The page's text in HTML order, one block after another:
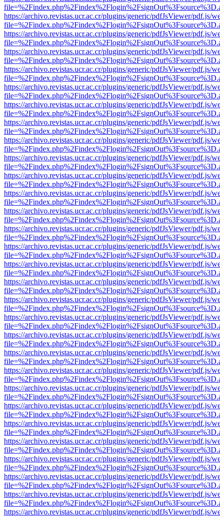
https://archivo.revistas.ucr.ac.cr/plugins/generic/pdfJsViewer/pdf.js/
https://archivo.revistas.ucr.ac.cr/plugins/generic/pdfJsViewer/pdf.js/
https://archivo.revistas.ucr.ac.cr/plugins/generic/pdfJsViewer/pdf.js/
https://archivo.revistas.ucr.ac.cr/plugins/generic/pdfJsViewer/pdf.js/
https://archivo.revistas.ucr.ac.cr/plugins/generic/pdfJsViewer/pdf.js/
https://archivo.revistas.ucr.ac.cr/plugins/generic/pdfJsViewer/pdf.js/
https://archivo.revistas.ucr.ac.cr/plugins/generic/pdfJsViewer/pdf.js/
https://archivo.revistas.ucr.ac.cr/plugins/generic/pdfJsViewer/pdf.js/
https://archivo.revistas.ucr.ac.cr/plugins/generic/pdfJsViewer/pdf.js/
https://archivo.revistas.ucr.ac.cr/plugins/generic/pdfJsViewer/pdf.js/
https://archivo.revistas.ucr.ac.cr/plugins/generic/pdfJsViewer/pdf.js/
https://archivo.revistas.ucr.ac.cr/plugins/generic/pdfJsViewer/pdf.js/
https://archivo.revistas.ucr.ac.cr/plugins/generic/pdfJsViewer/pdf.js/
https://archivo.revistas.ucr.ac.cr/plugins/generic/pdfJsViewer/pdf.js/
https://archivo.revistas.ucr.ac.cr/plugins/generic/pdfJsViewer/pdf.js/
https://archivo.revistas.ucr.ac.cr/plugins/generic/pdfJsViewer/pdf.js/
https://archivo.revistas.ucr.ac.cr/plugins/generic/pdfJsViewer/pdf.js/
https://archivo.revistas.ucr.ac.cr/plugins/generic/pdfJsViewer/pdf.js/
https://archivo.revistas.ucr.ac.cr/plugins/generic/pdfJsViewer/pdf.js/
https://archivo.revistas.ucr.ac.cr/plugins/generic/pdfJsViewer/pdf.js/
https://archivo.revistas.ucr.ac.cr/plugins/generic/pdfJsViewer/pdf.js/
https://archivo.revistas.ucr.ac.cr/plugins/generic/pdfJsViewer/pdf.js/
https://archivo.revistas.ucr.ac.cr/plugins/generic/pdfJsViewer/pdf.js/
https://archivo.revistas.ucr.ac.cr/plugins/generic/pdfJsViewer/pdf.js/
https://archivo.revistas.ucr.ac.cr/plugins/generic/pdfJsViewer/pdf.js/
https://archivo.revistas.ucr.ac.cr/plugins/generic/pdfJsViewer/pdf.js/
https://archivo.revistas.ucr.ac.cr/plugins/generic/pdfJsViewer/pdf.js/
https://archivo.revistas.ucr.ac.cr/plugins/generic/pdfJsViewer/pdf.js/
https://archivo.revistas.ucr.ac.cr/plugins/generic/pdfJsViewer/pdf.js/